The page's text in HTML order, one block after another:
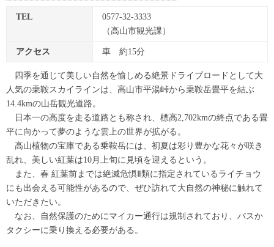
TEL
0577-32-3333
（高山市観光課）
アクセス 車 約15分
四季を通じて美しい自然を愉しめる絶景ドライブロードとして大
人気の乗鞍スカイラインは、高山市平湯峠から乗鞍岳畳平を結ぶ
14.4kmの山岳観光道路。
日本一の高度を走る道路とも称され、標高2,702kmの終点である畳
平に向かって夢のような雲上の世界が拡がる。
高山植物の宝庫である乗鞍岳には、初夏は彩り豊かな花々が咲き
乱れ、美しい紅葉は10月上旬に見頃を迎えるという。
また、春 紅葉前までは絶滅危惧Ⅱ類に指定されているライチョウ
にも出会える可能性があるので、ぜひ訪れて大自然の神秘に触れて
いただきたい。
なお、自然保護のためにマイカー通行は規制されており、バスか
タクシーに乗り換える必要がある。